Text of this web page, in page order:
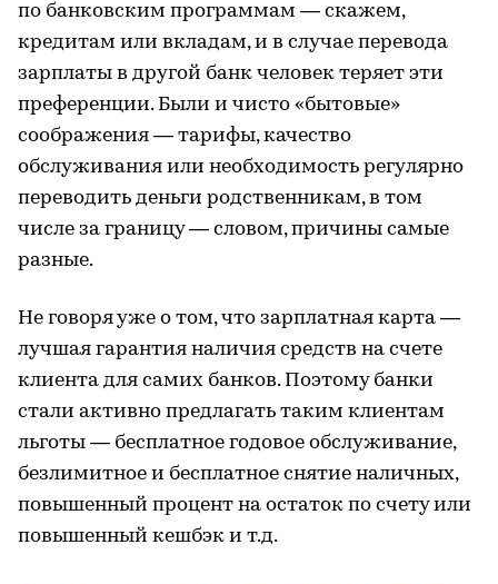
по банковским программам — скажем,
кредитам или вкладам, и в случае перевода
зарплаты в другой банк человек теряет эти
преференции. Были и чисто «бытовые»
соображения — тарифы, качество
обслуживания или необходимость регулярно
переводить деньги родственникам, в том
числе за границу — словом, причины самые
разные.
Не говоря уже о том, что зарплатная карта —
лучшая гарантия наличия средств на счете
клиента для самих банков. Поэтому банки
стали активно предлагать таким клиентам
льготы — бесплатное годовое обслуживание,
безлимитное и бесплатное снятие наличных,
повышенный процент на остаток по счету или
повышенный кешбэк и т.д.